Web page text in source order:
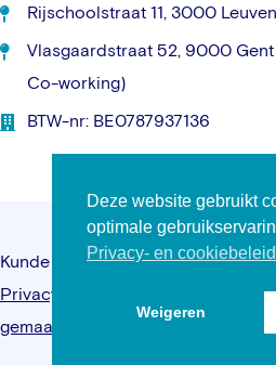
Rijschoolstraat 11, 3000 Leuven
Vlasgaardstraat 52, 9000
Co-working)
BTW-nr: BE0787937136
Kunde © 2026 – Alle rechten
Privacybeleid
Algemene
gemaakt door Kreatix.
Deze website gebruikt
optimale
Privacy- en
Weigeren